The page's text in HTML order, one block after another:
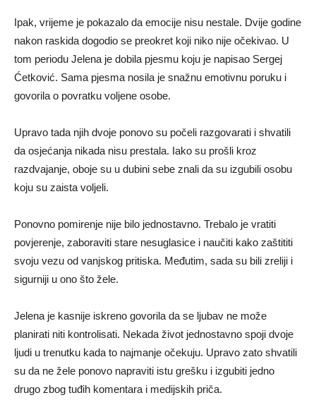
Ipak, vrijeme je pokazalo da emocije nisu nestale. Dvije godine
nakon raskida dogodio se preokret koji niko nije očekivao. U
tom periodu Jelena je dobila pjesmu koju je napisao Sergej
Ćetković. Sama pjesma nosila je snažnu emotivnu poruku i
govorila o povratku voljene osobe.
Upravo tada njih dvoje ponovo su počeli razgovarati i shvatili
da osjećanja nikada nisu prestala. Iako su prošli kroz
razdvajanje, oboje su u dubini sebe znali da su izgubili osobu
koju su zaista voljeli.
Ponovno pomirenje nije bilo jednostavno. Trebalo je vratiti
povjerenje, zaboraviti stare nesuglasice i naučiti kako zaštititi
svoju vezu od vanjskog pritiska. Međutim, sada su bili zreliji i
sigurniji u ono što žele.
Jelena je kasnije iskreno govorila da se ljubav ne može
planirati niti kontrolisati. Nekada život jednostavno spoji dvoje
ljudi u trenutku kada to najmanje očekuju. Upravo zato shvatili
su da ne žele ponovo napraviti istu grešku i izgubiti jedno
drugo zbog tuđih komentara i medijskih priča.